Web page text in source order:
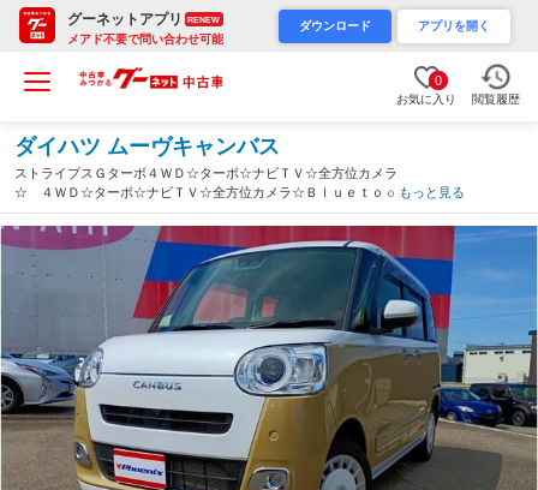
グーネットアプリ RENEW
メアド不要で問い合わせ可能
ダウンロード アプリを開く
0
お気に入り 閲覧履歴
ダイハツ ムーヴキャンバス
ストライプスＧターボ４ＷＤ☆ターボ☆ナビＴＶ☆全方位カメラ
☆ ４ＷＤ☆ターボ☆ナビＴＶ☆全方位カメラ☆Ｂｌｕｅｔｏｏｔ
ｈ☆両側予約電動ドア☆スマートアシスト☆アダプティブクルーズ
コントロール☆前席シートヒーター☆全方位ＵＶカット☆禁煙車☆
ＥＴＣ２．０☆試乗ＯＫ☆（富山県）
もっと見る